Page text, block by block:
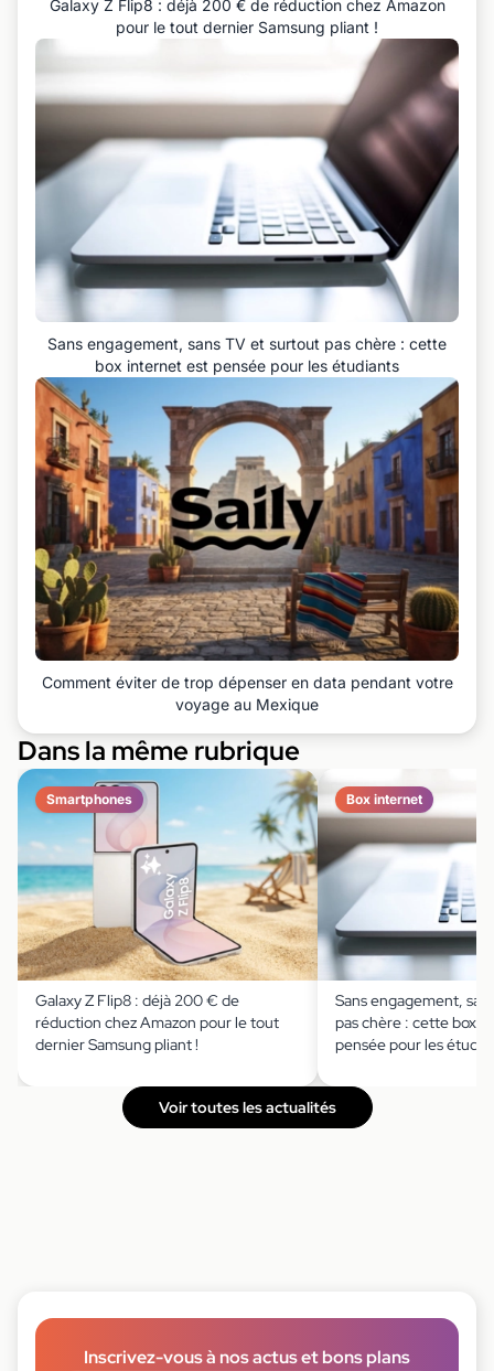
Galaxy Z Flip8 : déjà 200 € de réduction chez Amazon
pour le tout dernier Samsung pliant !
Sans engagement, sans TV et surtout pas chère : cette
box internet est pensée pour les étudiants
Comment éviter de trop dépenser en data pendant votre
voyage au Mexique
Dans la même rubrique
Smartphones
Galaxy Z Flip8 : déjà 200 € de
réduction chez Amazon pour le tout
dernier Samsung pliant !
Box internet
Sans engagement,
pas chère : cette box
pensée pour les
Voir toutes les actualités
Inscrivez-vous à nos actus et bons plans